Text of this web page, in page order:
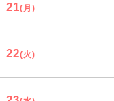
21(月)
22(火)